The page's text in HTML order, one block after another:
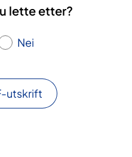
lette etter?
Nei
utskrift